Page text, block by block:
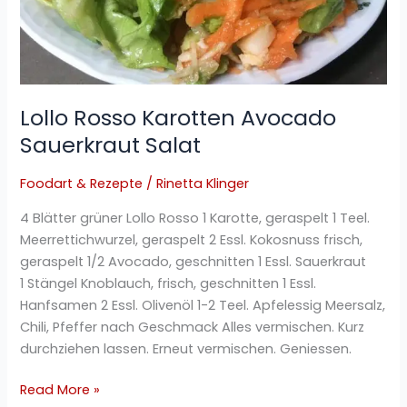
Lollo Rosso Karotten Avocado
Sauerkraut Salat
Foodart & Rezepte /Rinetta Klinger
4 Blätter grüner Lollo Rosso 1 Karotte, geraspelt 1 Teel.
Meerrettichwurzel, geraspelt 2 Essl. Kokosnuss frisch,
geraspelt 1/2 Avocado, geschnitten 1 Essl. Sauerkraut
1 Stängel Knoblauch, frisch, geschnitten 1 Essl.
Hanfsamen 2 Essl. Olivenöl 1-2 Teel. Apfelessig Meersalz,
Chili, Pfeffer nach Geschmack Alles vermischen. Kurz
durchziehen lassen. Erneut vermischen. Geniessen.
Read More »